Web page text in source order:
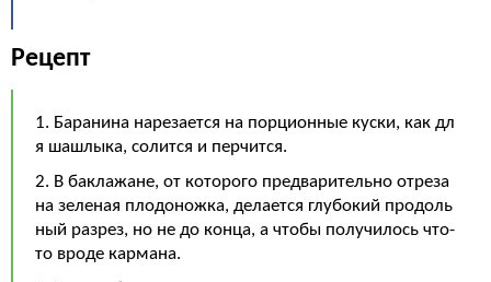
Рецепт
1. Баранина нарезается на порционные куски, как дл
я шашлыка, солится и перчится.
2. В баклажане, от которого предварительно отреза
на зеленая плодоножка, делается глубокий продоль
ный разрез, но не до конца, а чтобы получилось что-
то вроде кармана.